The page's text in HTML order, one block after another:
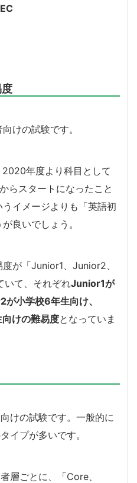
けの試験です。
2020年度より科目として
らスタートになったこと
イメージよりも「英語初
良いでしょう。
が「Junior1、Junior2、
いて、それぞれJunior1が
小学校6年生向け、
けの難易度となっていま
けの試験です。一般的に
イプが多いです。
層ごとに、「Core、